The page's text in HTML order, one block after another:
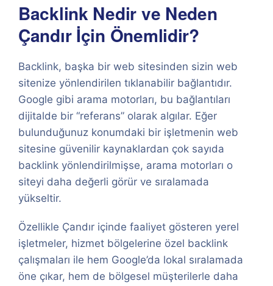
Backlink Nedir ve Neden
Çandır İçin Önemlidir?
Backlink, başka bir web sitesinden sizin web
sitenize yönlendirilen tıklanabilir bağlantıdır.
Google gibi arama motorları, bu bağlantıları
dijitalde bir “referans” olarak algılar. Eğer
bulunduğunuz konumdaki bir işletmenin web
sitesine güvenilir kaynaklardan çok sayıda
backlink yönlendirilmişse, arama motorları o
siteyi daha değerli görür ve sıralamada
yükseltir.
Özellikle Çandır içinde faaliyet gösteren yerel
işletmeler, hizmet bölgelerine özel backlink
çalışmaları ile hem Google’da lokal sıralamada
öne çıkar, hem de bölgesel müşterilerle daha